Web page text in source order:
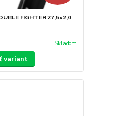
FIGHTER 27,5x2,0
Skladom
variant